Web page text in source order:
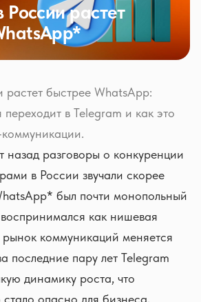
России растет
растет быстрее WhatsApp:
в Telegram и как это
назад разговоры о конкуренции
в России звучали скорее
был почти монопольный
как нишевая
коммуникаций меняется
последние пару лет Telegram
динамику роста, что
стало опасно для бизнеса.